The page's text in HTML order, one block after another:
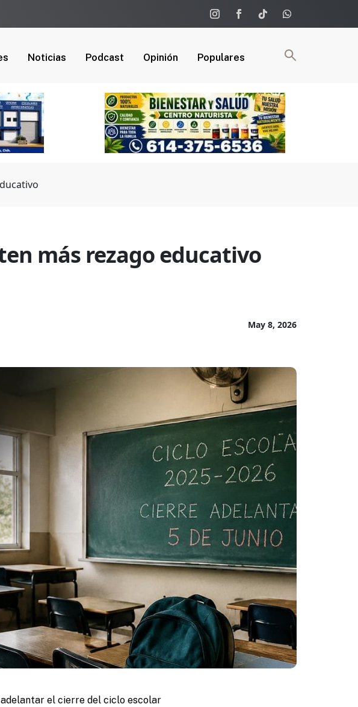
Noticias Podcast Opinión Populares
más rezago educativo
May 8, 2026
adelantar el cierre del ciclo escolar